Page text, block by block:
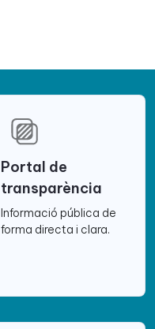
Portal de
transparència
Informació pública de
forma directa i clara.